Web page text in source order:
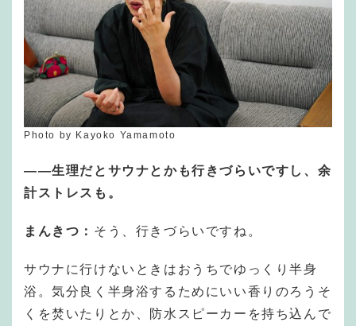
Photo by Kayoko Yamamoto
――生理だとサウナとかも行きづらいですし、余
計ストレスも。
まんきつ： そう、行きづらいですね。
サウナに行けないときはおうちでゆっくり半身
浴。気分良く半身浴するためにいい香りのろうそ
くを焚いたりとか、防水スピーカーを持ち込んで